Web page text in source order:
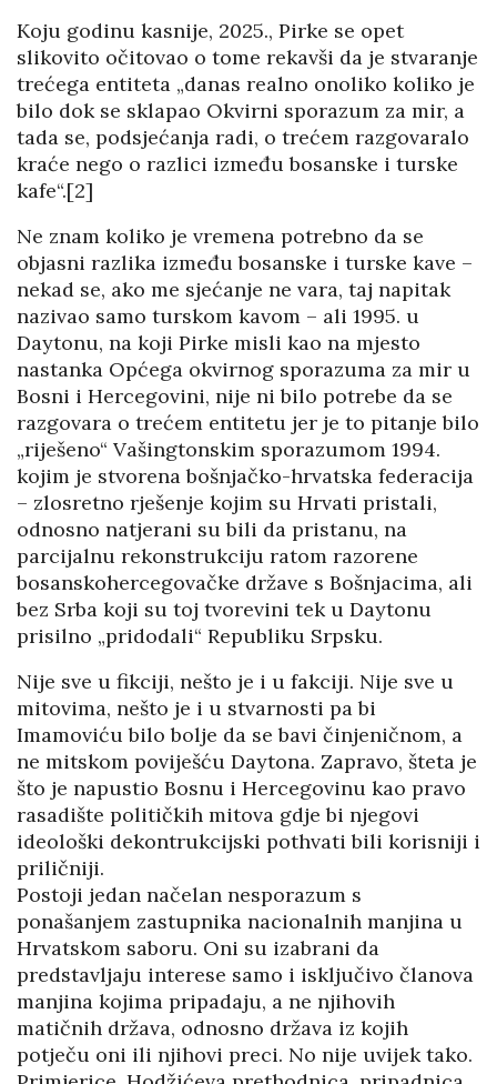
Koju godinu kasnije, 2025., Pirke se opet
slikovito očitovao o tome rekavši da je stvaranje
trećega entiteta „danas realno onoliko koliko je
bilo dok se sklapao Okvirni sporazum za mir, a
tada se, podsjećanja radi, o trećem razgovaralo
kraće nego o razlici između bosanske i turske
kafe“.[2]
Ne znam koliko je vremena potrebno da se
objasni razlika između bosanske i turske kave –
nekad se, ako me sjećanje ne vara, taj napitak
nazivao samo turskom kavom – ali 1995. u
Daytonu, na koji Pirke misli kao na mjesto
nastanka Općega okvirnog sporazuma za mir u
Bosni i Hercegovini, nije ni bilo potrebe da se
razgovara o trećem entitetu jer je to pitanje bilo
„riješeno“ Vašingtonskim sporazumom 1994.
kojim je stvorena bošnjačko-hrvatska federacija
– zlosretno rješenje kojim su Hrvati pristali,
odnosno natjerani su bili da pristanu, na
parcijalnu rekonstrukciju ratom razorene
bosanskohercegovačke države s Bošnjacima, ali
bez Srba koji su toj tvorevini tek u Daytonu
prisilno „pridodali“ Republiku Srpsku.
Nije sve u fikciji, nešto je i u fakciji. Nije sve u
mitovima, nešto je i u stvarnosti pa bi
Imamoviću bilo bolje da se bavi činjeničnom, a
ne mitskom poviješću Daytona. Zapravo, šteta je
što je napustio Bosnu i Hercegovinu kao pravo
rasadište političkih mitova gdje bi njegovi
ideološki dekontrukcijski pothvati bili korisniji i
priličniji.
Postoji jedan načelan nesporazum s
ponašanjem zastupnika nacionalnih manjina u
Hrvatskom saboru. Oni su izabrani da
predstavljaju interese samo i isključivo članova
manjina kojima pripadaju, a ne njihovih
matičnih država, odnosno država iz kojih
potječu oni ili njihovi preci. No nije uvijek tako.